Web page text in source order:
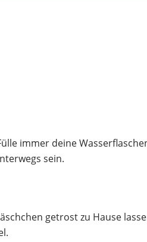
immer deine
sein.
getrost zu Hause